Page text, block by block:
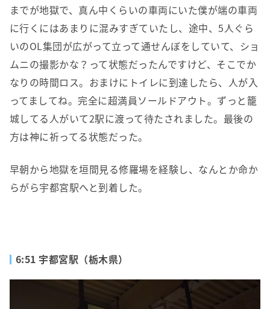
までが地獄で、真ん中くらいの車両にいた僕が端の車両
に行くにはあまりに混みすぎていたし、途中、5人ぐら
いのOL集団が広がって立って通せんぼをしていて、ショ
ムニの撮影かな？って状態だったんですけど、そこでか
なりの時間ロス。おまけにトイレに到達したら、人が入
ってましてね。完全に超満員ソールドアウト。ずっと籠
城してる人がいて2駅に渡って待たされました。最後の
方は神に祈ってる状態だった。
早朝から地獄を垣間見る修羅場を経験し、なんとか命か
らがら宇都宮駅へと到着した。
6:51 宇都宮駅（栃木県）